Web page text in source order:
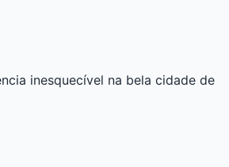
inesquecível na bela cidade de